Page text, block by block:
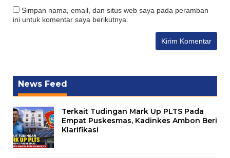
Simpan nama, email, dan situs web saya pada peramban
ini untuk komentar saya berikutnya.
News Feed
Terkait Tudingan Mark Up PLTS Pada
Empat Puskesmas, Kadinkes Ambon Beri
Klarifikasi